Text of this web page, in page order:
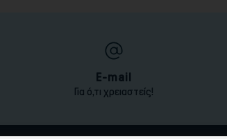
E-mail
Για ό,τι χρειαστείς!